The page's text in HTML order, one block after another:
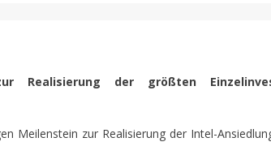
Realisierung der größten
Meilenstein zur Realisierung der Intel-